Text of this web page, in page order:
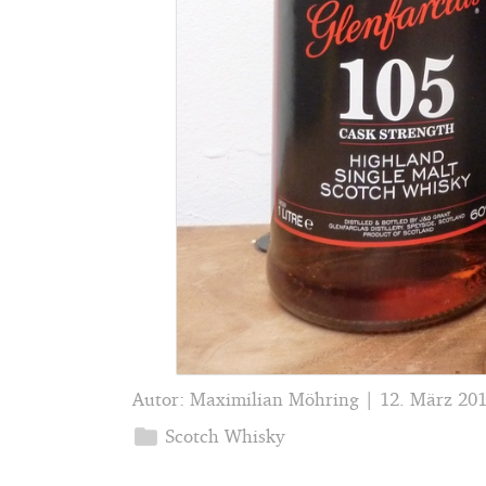
Autor: Maximilian Möhring | 12. März
folder Scotch Whisky